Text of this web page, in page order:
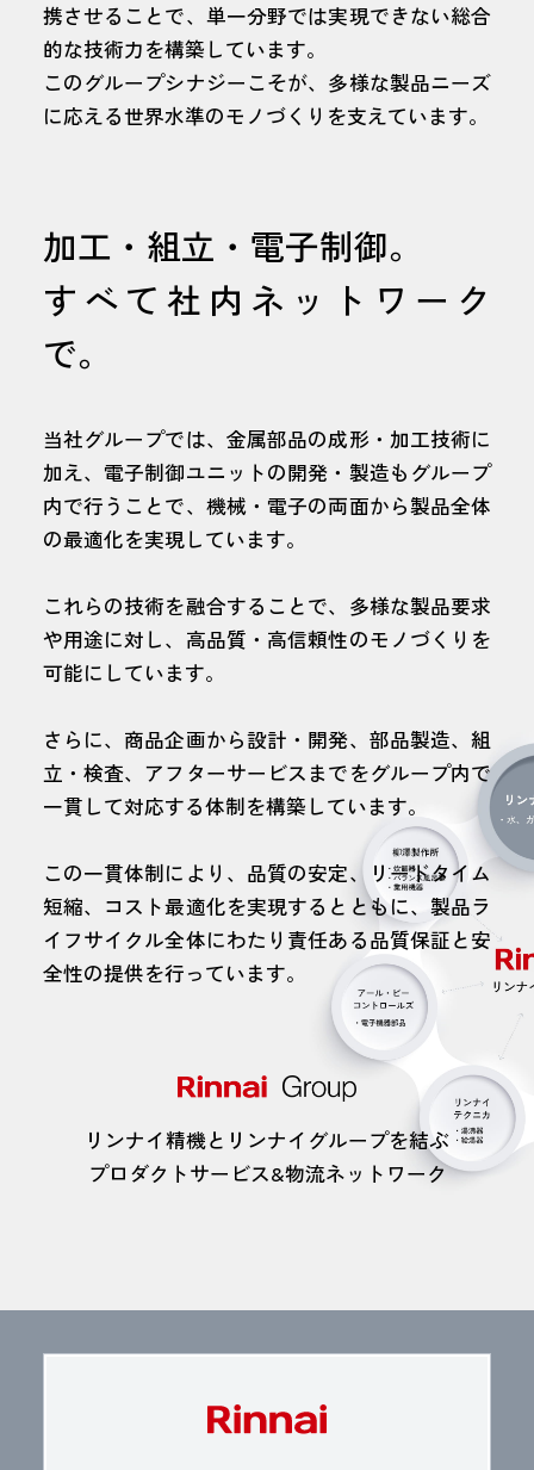
携させることで、単一分野では実現できない総合
的な技術力を構築しています。
このグループシナジーこそが、多様な製品ニーズ
に応える世界水準のモノづくりを支えています。
加工・組立・電子制御。
すべて社内ネットワーク
で。
当社グループでは、金属部品の成形・加工技術に
加え、電子制御ユニットの開発・製造もグループ
内で行うことで、機械・電子の両面から製品全体
の最適化を実現しています。
これらの技術を融合することで、多様な製品要求
や用途に対し、高品質・高信頼性のモノづくりを
可能にしています。
さらに、商品企画から設計・開発、部品製造、組
立・検査、アフターサービスまでをグループ内で
一貫して対応する体制を構築しています。
この一貫体制により、品質の安定、リードタイム
短縮、コスト最適化を実現するとともに、製品ラ
イフサイクル全体にわたり責任ある品質保証と安
全性の提供を行っています。
リンナイ精機とリンナイグループを結ぶ
プロダクトサービス&物流ネットワーク